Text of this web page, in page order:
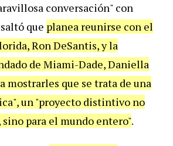
conversación" con
que planea reunirse con el
Ron DeSantis, y la
de Miami-Dade, Daniella
mostrarles que se trata de una
un "proyecto distintivo no
para el mundo entero".